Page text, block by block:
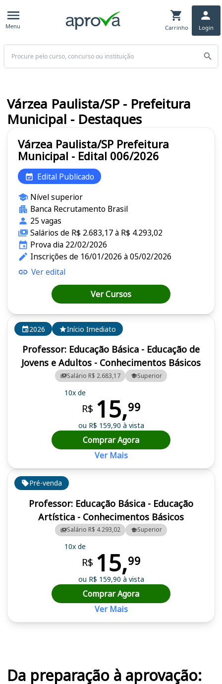
Menu Carrinho Login
Buscar
Pré-venda
Professor: Educação Básica - Educação
Artística - Conhecimentos Básicos
Salário R$ 4.293,02 Superior
10x de
R$ 15,99
ou R$ 159,90 à vista
Comprar Agora
Ver Mais
2026 Início Imediato
Professor: Educação Básica - Educação de
Jovens e Adultos - Conhecimentos Básicos
Salário R$ 2.683,17 Superior
10x de
R$ 15,99
ou R$ 159,90 à vista
Comprar Agora
Ver Mais
Várzea Paulista/SP Prefeitura
Municipal - Edital 006/2026
Edital Publicado
Nível superior
Banca Recrutamento Brasil
25 vagas
Salários de R$ 2.683,17 à R$ 4.293,02
Prova dia 22/02/2026
Inscrições de 16/01/2026 à 05/02/2026
Ver edital
Ver Cursos
Várzea Paulista/SP - Prefeitura
Municipal - Destaques
Da preparação à aprovação: